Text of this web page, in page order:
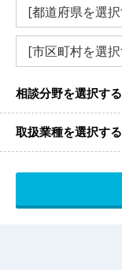
相談分野を選択する
取扱業種を選択する